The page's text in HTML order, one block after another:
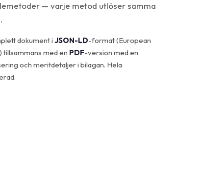
— varje metod utlöser samma
dokument i JSON-LD-format (European
med en PDF-version med en
och meritdetaljer i bilagan. Hela